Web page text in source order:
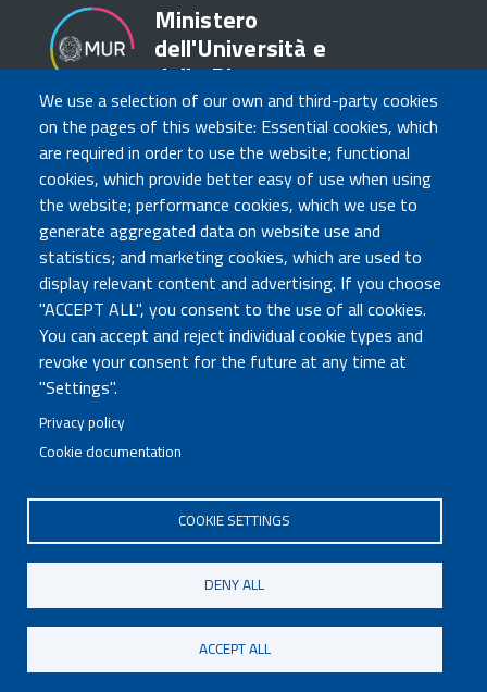
We use a selection of our own and third-party cookies
on the pages of this website: Essential cookies, which
are required in order to use the website; functional
cookies, which provide better easy of use when using
the website; performance cookies, which we use to
generate aggregated data on website use and
statistics; and marketing cookies, which are used to
display relevant content and advertising. If you choose
"ACCEPT ALL", you consent to the use of all cookies.
You can accept and reject individual cookie types and
revoke your consent for the future at any time at
"Settings".
Privacy policy
Cookie documentation
COOKIE SETTINGS
DENY ALL
ACCEPT ALL
Ministero
dell'Università e
della Ricerca
TRASPARENZA
Amministrazione Trasparente
Atti di notifica
Albo online
Concorsi
COMUNICA CON NOI
Urp
Posta elettronica certificata
Sedi e contatti
Governo Italiano
Tutti i diritti riservati © 2020
MENU